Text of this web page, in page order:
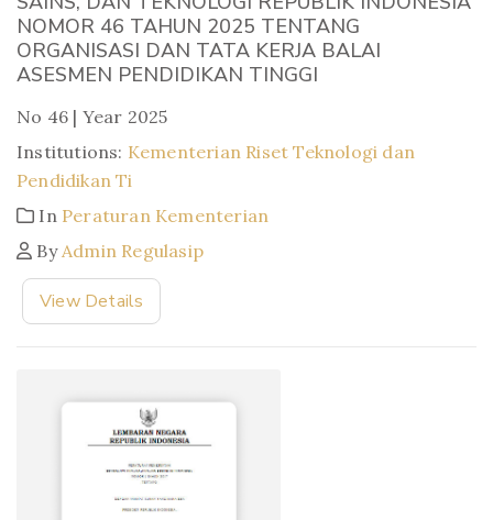
NOMOR 46 TAHUN 2025 TENTANG
ORGANISASI DAN TATA KERJA BALAI
ASESMEN PENDIDIKAN TINGGI
No 46 | Year 2025
Institutions: Kementerian Riset Teknologi dan
Pendidikan Ti
In Peraturan Kementerian
By Admin Regulasip
View Details